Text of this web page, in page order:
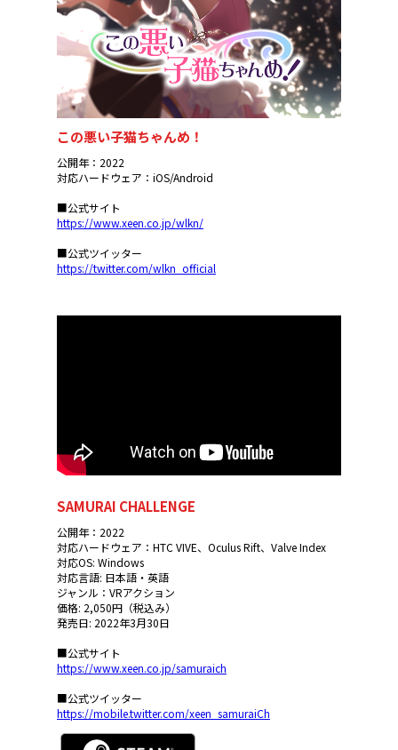
この悪い子猫ちゃんめ！
公開年：2022
対応ハードウェア：iOS/Android
■公式サイト
https://www.xeen.co.jp/wlkn/
■公式ツイッター
https://twitter.com/wlkn_official
SAMURAI CHALLENGE
公開年：2022
対応ハードウェア：HTC VIVE、Oculus Rift、Valve Index
対応OS: Windows
対応言語: 日本語・英語
ジャンル：VRアクション
価格: 2,050円（税込み）
発売日: 2022年3月30日
■公式サイト
https://www.xeen.co.jp/samuraich
■公式ツイッター
https://mobile.twitter.com/xeen_samuraiCh